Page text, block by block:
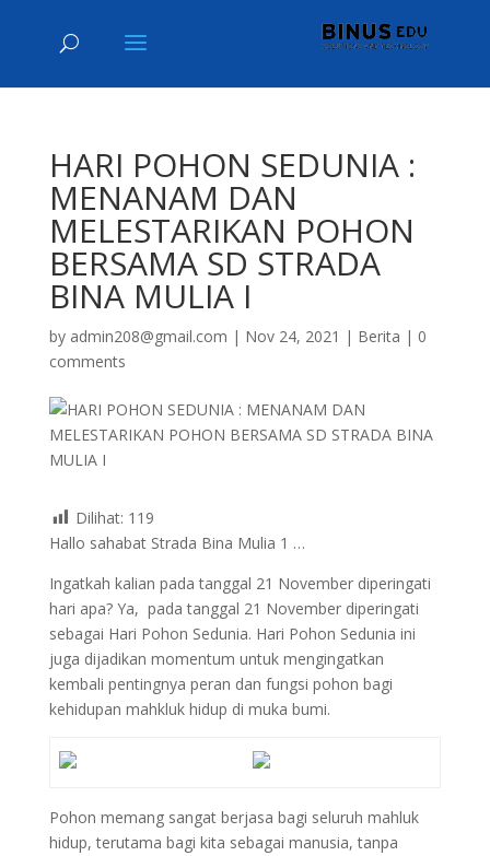
HARI POHON SEDUNIA :
MENANAM DAN
MELESTARIKAN POHON
BERSAMA SD STRADA
BINA MULIA I
by admin208@gmail.com | Nov 24, 2021 | Berita | 0
comments
Dilihat: 119
Hallo sahabat Strada Bina Mulia 1 …
Ingatkah kalian pada tanggal 21 November diperingati
hari apa? Ya, pada tanggal 21 November diperingati
sebagai Hari Pohon Sedunia. Hari Pohon Sedunia ini
juga dijadikan momentum untuk mengingatkan
kembali pentingnya peran dan fungsi pohon bagi
kehidupan mahkluk hidup di muka bumi.
Pohon memang sangat berjasa bagi seluruh mahluk
hidup, terutama bagi kita sebagai manusia, tanpa